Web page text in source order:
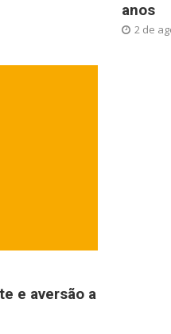
anos
2 de
e aversão a